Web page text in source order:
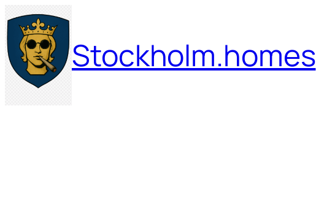
Hoppa
till
innehåll
Stockholm.homes